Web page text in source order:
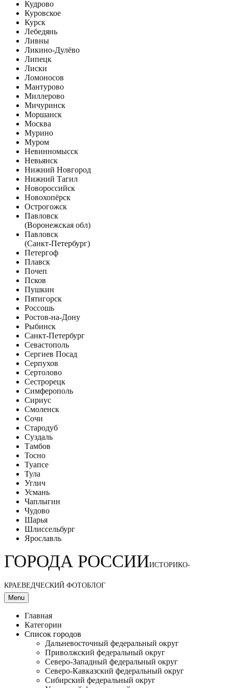
Кудрово
Куровское
Курск
Лебедянь
Ливны
Ликино-Дулёво
Липецк
Лиски
Ломоносов
Мантурово
Миллерово
Мичуринск
Моршанск
Москва
Мурино
Муром
Невинномысск
Невьянск
Нижний Новгород
Нижний Тагил
Новороссийск
Новохопёрск
Острогожск
Павловск
(Воронежская обл)
Павловск
(Санкт-Петербург)
Петергоф
Плавск
Почеп
Псков
Пушкин
Пятигорск
Россошь
Ростов-на-Дону
Рыбинск
Санкт-Петербург
Севастополь
Сергиев Посад
Серпухов
Сертолово
Сестрорецк
Симферополь
Сириус
Смоленск
Сочи
Стародуб
Суздаль
Тамбов
Тосно
Туапсе
Тула
Углич
Усмань
Чаплыгин
Чудово
Шарья
Шлиссельбург
Ярославль
ГОРОДА РОССИИИСТОРИКО-
КРАЕВЕДЧЕСКИЙ ФОТОБЛОГ
Menu
Главная
Категории
Список городов
Дальневосточный федеральный округ
Приволжский федеральный округ
Северо-Западный федеральный округ
Северо-Кавказский федеральный округ
Сибирский федеральный округ